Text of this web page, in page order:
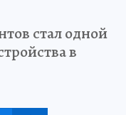
стал одной
в